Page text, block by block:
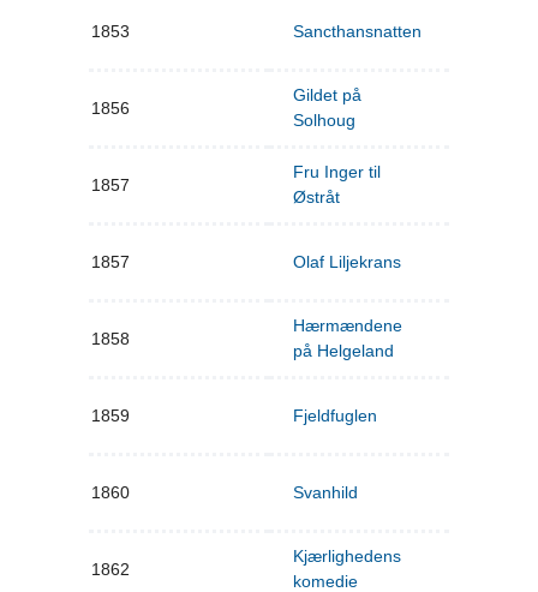
1853 Sancthansnatten
1856
Gildet på
Solhoug
1857
Fru Inger til
Østråt
1857 Olaf Liljekrans
1858
Hærmændene
på Helgeland
1859 Fjeldfuglen
1860 Svanhild
1862
Kjærlighedens
komedie